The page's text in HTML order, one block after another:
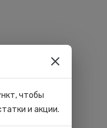
чтобы
и акции.